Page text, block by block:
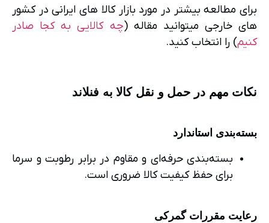
برای مطالعه بیشتر در مورد بازار کالا های ایرانی در کشور
های خارجی میتوانید مقاله (چه کالایی به کجا صادر
کنیم) را انتخاب کنید.
نکات مهم در حمل و نقل کالا به فنلاند
بسته‌بندی استاندارد
بسته‌بندی حرفه‌ای و مقاوم در برابر رطوبت و سرما
برای حفظ کیفیت کالا ضروری است.
رعایت مقررات گمرکی